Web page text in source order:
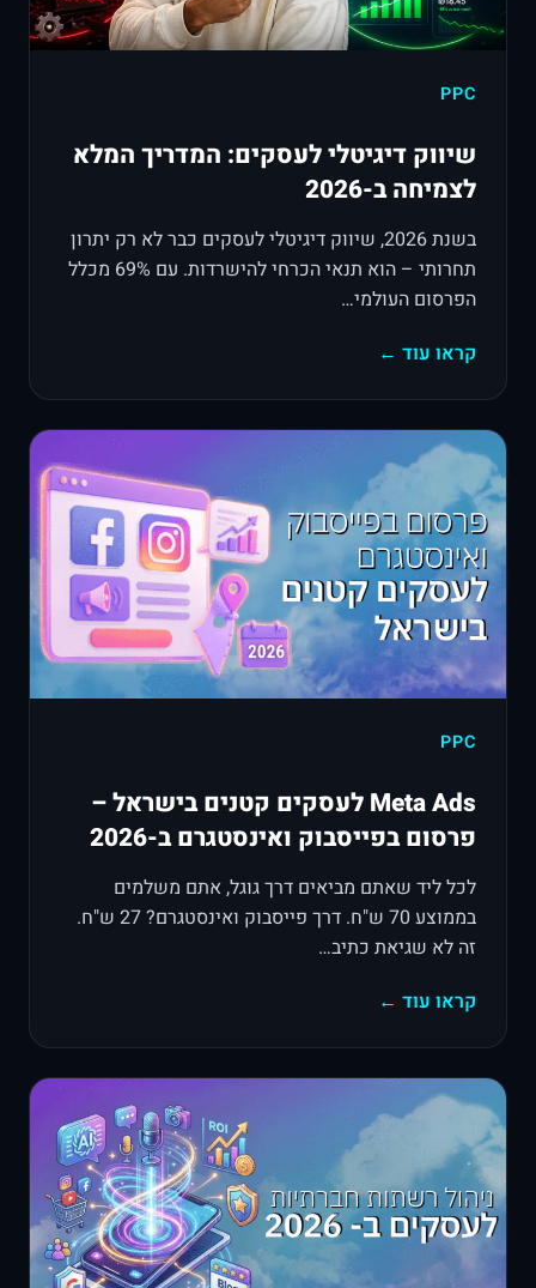
PPC
שיווק דיגיטלי לעסקים: המדריך המלא
לצמיחה ב-2026
בשנת 2026, שיווק דיגיטלי לעסקים כבר לא רק יתרון
תחרותי – הוא תנאי הכרחי להישרדות. עם 69% מכלל
הפרסום העולמי…
קראו עוד ←
PPC
Meta Ads לעסקים קטנים בישראל –
פרסום בפייסבוק ואינסטגרם ב-2026
לכל ליד שאתם מביאים דרך גוגל, אתם משלמים
בממוצע 70 ש"ח. דרך פייסבוק ואינסטגרם? 27 ש"ח.
זה לא שגיאת כתיב…
קראו עוד ←